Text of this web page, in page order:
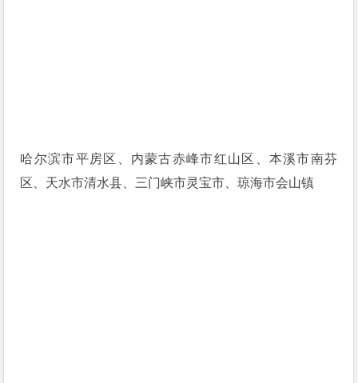
哈尔滨市平房区、内蒙古赤峰市红山区、本溪市南芬
区、天水市清水县、三门峡市灵宝市、琼海市会山镇